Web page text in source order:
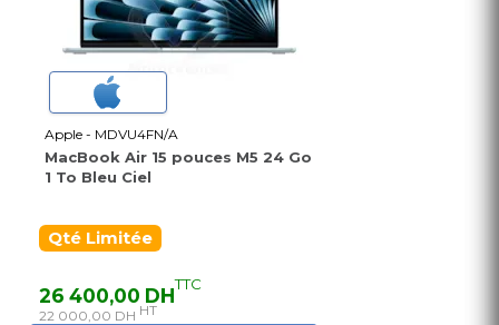
Apple - MDVU4FN/A
MacBook Air 15 pouces M5 24 Go
1 To Bleu Ciel
Qté Limitée
26 400,00 DHTTC
22 000,00 DH HT